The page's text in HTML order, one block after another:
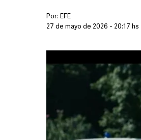
Por: EFE
27 de mayo de 2026 - 20:17 hs